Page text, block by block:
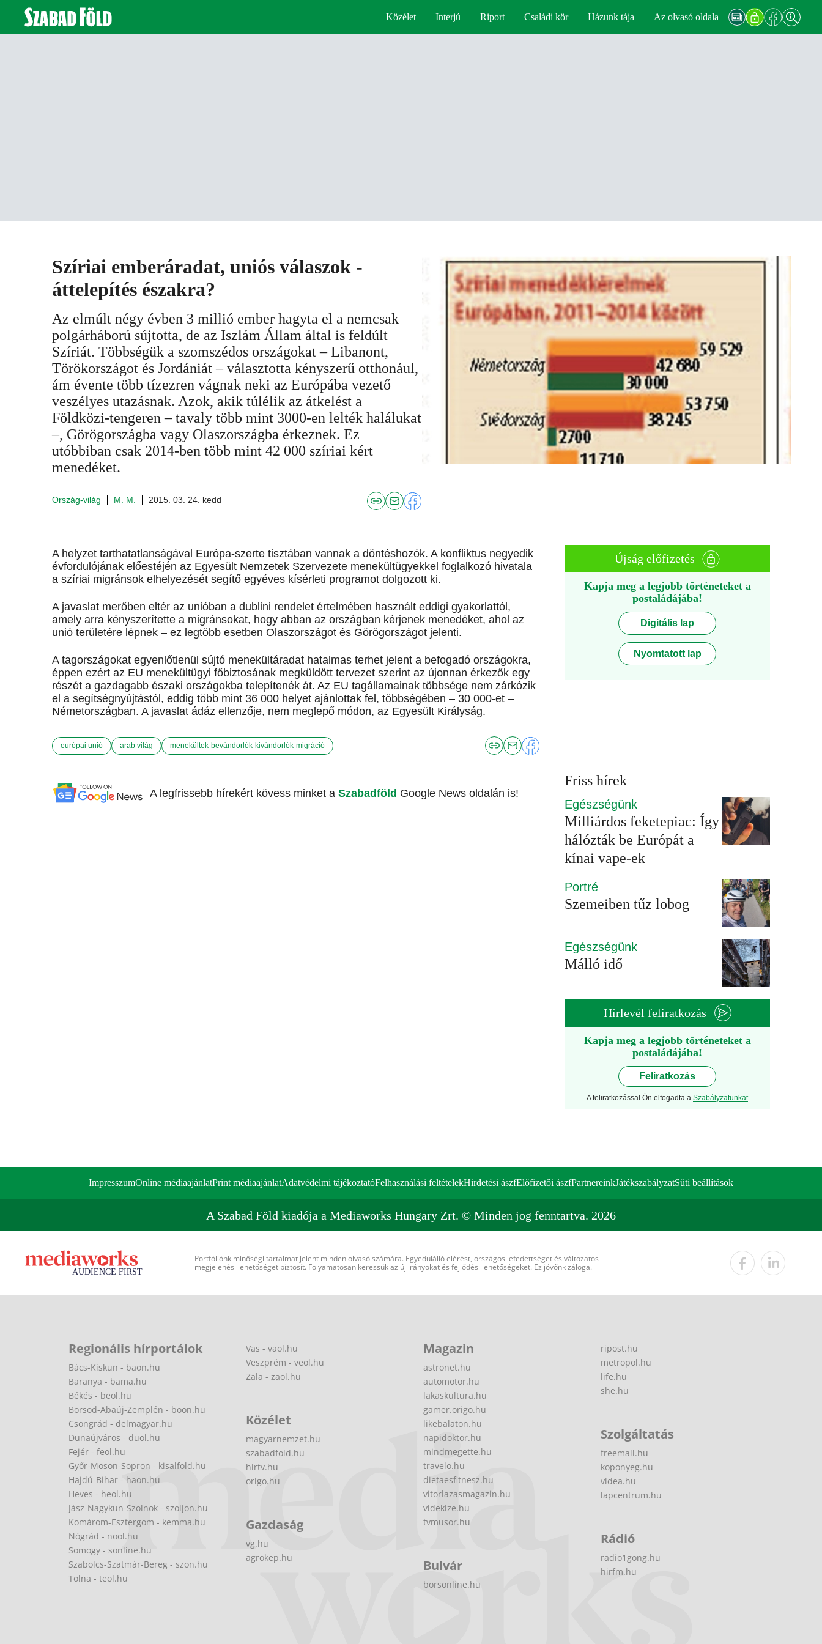
Közélet Interjú Riport Családi kör Házunk tája Az olvasó oldala
Szíriai emberáradat, uniós válaszok -
áttelepítés északra?
Az elmúlt négy évben 3 millió ember hagyta el a nemcsak
polgárháború sújtotta, de az Iszlám Állam által is feldúlt
Szíriát. Többségük a szomszédos országokat – Libanont,
Törökországot és Jordániát – választotta kényszerű otthonául,
ám évente több tízezren vágnak neki az Európába vezető
veszélyes utazásnak. Azok, akik túlélik az átkelést a
Földközi-tengeren – tavaly több mint 3000-en lelték halálukat
–, Görögországba vagy Olaszországba érkeznek. Ez
utóbbiban csak 2014-ben több mint 42 000 szíriai kért
menedéket.
Ország-világ M. M. 2015. 03. 24. kedd
A helyzet tarthatatlanságával Európa-szerte tisztában vannak a döntéshozók. A konfliktus negyedik
évfordulójának előestéjén az Egyesült Nemzetek Szervezete menekültügyekkel foglalkozó hivatala
a szíriai migránsok elhelyezését segítő egyéves kísérleti programot dolgozott ki.
A javaslat merőben eltér az unióban a dublini rendelet értelmében használt eddigi gyakorlattól,
amely arra kényszerítette a migránsokat, hogy abban az országban kérjenek menedéket, ahol az
unió területére lépnek – ez legtöbb esetben Olaszországot és Görögországot jelenti.
A tagországokat egyenlőtlenül sújtó menekültáradat hatalmas terhet jelent a befogadó országokra,
éppen ezért az EU menekültügyi főbiztosának megküldött tervezet szerint az újonnan érkezők egy
részét a gazdagabb északi országokba telepítenék át. Az EU tagállamainak többsége nem zárkózik
el a segítségnyújtástól, eddig több mint 36 000 helyet ajánlottak fel, többségében – 30 000-et –
Németországban. A javaslat ádáz ellenzője, nem meglepő módon, az Egyesült Királyság.
európai unió arab világ menekültek-bevándorlók-kivándorlók-migráció
A legfrissebb hírekért kövess minket a Szabadföld Google News oldalán is!
Újság előfizetés
Kapja meg a legjobb történeteket a
postaládájába!
Digitális lap
Nyomtatott lap
Friss hírek
Egészségünk
Milliárdos feketepiac: Így
hálózták be Európát a
kínai vape-ek
Portré
Szemeiben tűz lobog
Egészségünk
Málló idő
Hírlevél feliratkozás
Kapja meg a legjobb történeteket a
postaládájába!
Feliratkozás
A feliratkozással Ön elfogadta a Szabályzatunkat
ImpresszumOnline médiaajánlatPrint médiaajánlatAdatvédelmi tájékoztatóFelhasználási feltételekHirdetési ászfElőfizetői ászfPartnereinkJátékszabályzatSüti beállítások
A Szabad Föld kiadója a Mediaworks Hungary Zrt. © Minden jog fenntartva. 2026
Portfóliónk minőségi tartalmat jelent minden olvasó számára. Egyedülálló elérést, országos lefedettséget és változatos
megjelenési lehetőséget biztosít. Folyamatosan keressük az új irányokat és fejlődési lehetőségeket. Ez jövőnk záloga.
Regionális hírportálok
Bács-Kiskun - baon.hu
Baranya - bama.hu
Békés - beol.hu
Borsod-Abaúj-Zemplén - boon.hu
Csongrád - delmagyar.hu
Dunaújváros - duol.hu
Fejér - feol.hu
Győr-Moson-Sopron - kisalfold.hu
Hajdú-Bihar - haon.hu
Heves - heol.hu
Jász-Nagykun-Szolnok - szoljon.hu
Komárom-Esztergom - kemma.hu
Nógrád - nool.hu
Somogy - sonline.hu
Szabolcs-Szatmár-Bereg - szon.hu
Tolna - teol.hu
Vas - vaol.hu
Veszprém - veol.hu
Zala - zaol.hu
Közélet
magyarnemzet.hu
szabadfold.hu
hirtv.hu
origo.hu
Gazdaság
vg.hu
agrokep.hu
Magazin
astronet.hu
automotor.hu
lakaskultura.hu
gamer.origo.hu
likebalaton.hu
napidoktor.hu
mindmegette.hu
travelo.hu
dietaesfitnesz.hu
vitorlazasmagazin.hu
videkize.hu
tvmusor.hu
Bulvár
borsonline.hu
ripost.hu
metropol.hu
life.hu
she.hu
Szolgáltatás
freemail.hu
koponyeg.hu
videa.hu
lapcentrum.hu
Rádió
radio1gong.hu
hirfm.hu